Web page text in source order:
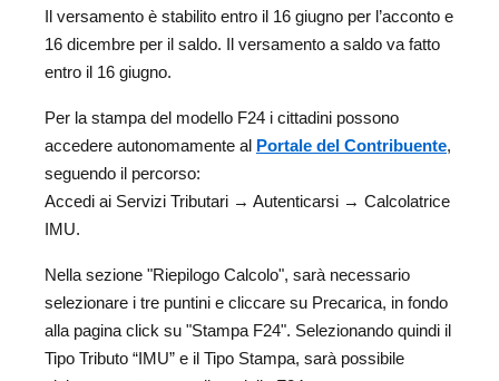
Il versamento è stabilito entro il 16 giugno per l’acconto e
16 dicembre per il saldo. Il versamento a saldo va fatto
entro il 16 giugno.
Per la stampa del modello F24 i cittadini possono
accedere autonomamente al
Portale del Contribuente,
seguendo il percorso:
Accedi ai Servizi Tributari → Autenticarsi → Calcolatrice
IMU.
Nella sezione "Riepilogo Calcolo", sarà necessario
selezionare i tre puntini e cliccare su Precarica, in fondo
alla pagina click su "Stampa F24". Selezionando quindi il
Tipo Tributo “IMU” e il Tipo Stampa, sarà possibile